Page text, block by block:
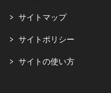
サイトマップ
サイトポリシー
サイトの使い方